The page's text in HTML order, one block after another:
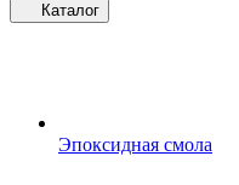
Каталог
Эпоксидная смола